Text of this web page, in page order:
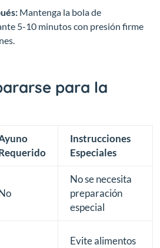
Mantenga la bola de
5-10 minutos con presión firme
para la
Instrucciones
Especiales
No se necesita
preparación
especial
Evite alimentos